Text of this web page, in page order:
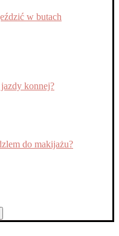
w butach
konnej?
do makijażu?